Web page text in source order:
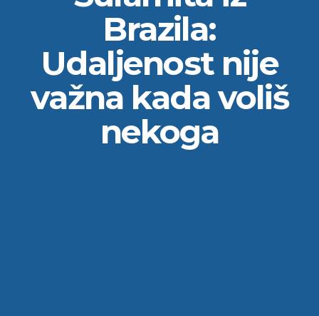
Brazila:
Udaljenost nije
važna kada voliš
nekoga